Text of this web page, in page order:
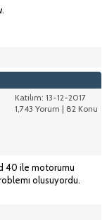
Katılım: 13-12-2017
1,743 Yorum | 82 Konu
40 ile motorumu
olusuyordu.